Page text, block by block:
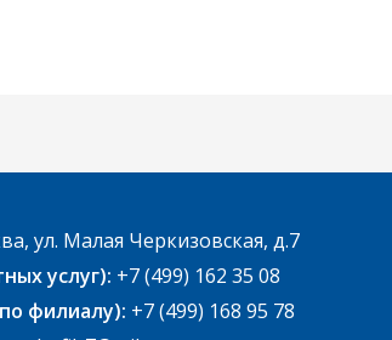
ул. Малая Черкизовская, д.7
услуг): +7 (499) 162 35 08
филиалу): +7 (499) 168 95 78